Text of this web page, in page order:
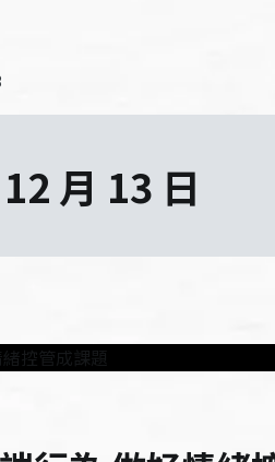
月 13 日